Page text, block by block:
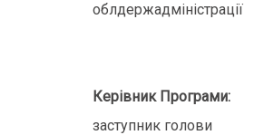
Керівник Програми:
заступник голови